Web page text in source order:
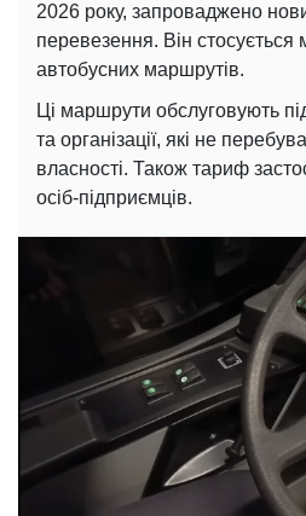
2026 року, запроваджено
перевезення. Він стосується
автобусних маршрутів.
Ці маршрути обслуговують
та організації, які не
власності. Також тариф
осіб-підприємців.